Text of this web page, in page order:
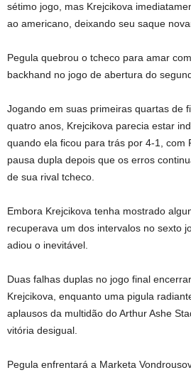
sétimo jogo, mas Krejcikova
ao americano, deixando seu saque
Pegula quebrou o tcheco para amar
backhand no jogo de abertura do
Jogando em suas primeiras quartas de
quatro anos, Krejcikova parecia estar
quando ela ficou para trás por 4-1, com
pausa dupla depois que os erros
de sua rival tcheco.
Embora Krejcikova tenha mostrado
recuperava um dos intervalos no sexto
adiou o inevitável.
Duas falhas duplas no jogo final
Krejcikova, enquanto uma pigula
aplausos da multidão do Arthur Ashe
vitória desigual.
Pegula enfrentará a Marketa